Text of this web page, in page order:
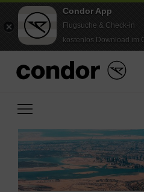
Condor App
Flugsuche & Check-in
kostenlos Download im